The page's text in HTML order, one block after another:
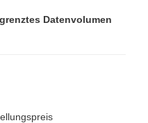
Datenvolumen